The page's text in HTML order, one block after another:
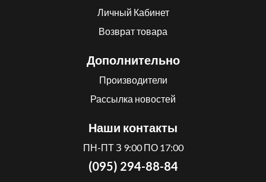
Личный Кабинет
Возврат товара
Дополнительно
Производители
Рассылка новостей
Наши контакты
ПН-ПТ З 9:00 ПО 17:00
(095) 294-88-84